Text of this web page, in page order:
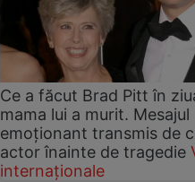
Ce a făcut Brad Pitt în
mama lui a murit. Mesajul
emoționant transmis de
actor înainte de tragedie
internaționale